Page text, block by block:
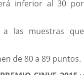
inferior al 30 por
a las muestras que
de 80 a 89 puntos.